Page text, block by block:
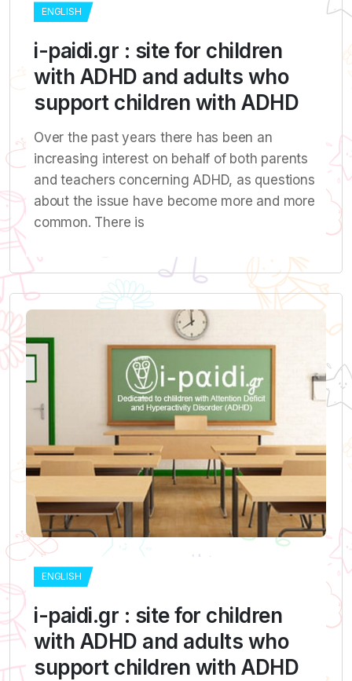
ENGLISH
i-paidi.gr : site for children
with ADHD and adults who
support children with ADHD
Over the past years there has been an
increasing interest on behalf of both parents
and teachers concerning ADHD, as questions
about the issue have become more and more
common. There is
ENGLISH
i-paidi.gr : site for children
with ADHD and adults who
support children with ADHD